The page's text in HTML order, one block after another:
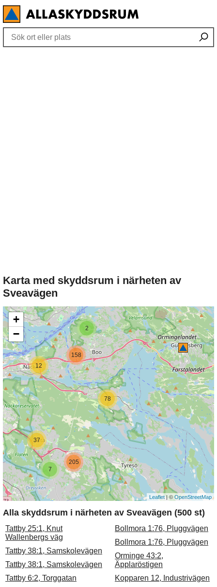
Karta med skyddsrum i närheten av
Sveavägen
7
2
12
37
205
158
78
+
−
Leaflet| ©OpenStreetMap
Alla skyddsrum i närheten av Sveavägen (500 st)
Tattby 25:1, Knut
Wallenbergs väg
Tattby 38:1, Samskolevägen
Tattby 38:1, Samskolevägen
Tattby 6:2, Torggatan
Bollmora 1:76, Pluggvägen
Bollmora 1:76, Pluggvägen
Orminge 43:2,
Äpplaröstigen
Kopparen 12, Industrivägen